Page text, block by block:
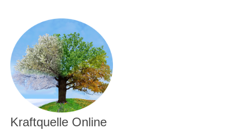
Kraftquelle Online